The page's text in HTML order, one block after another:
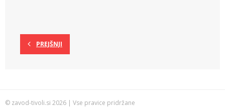
PREJŠNJI
© zavod-tivoli.si 2026 | Vse pravice pridržane